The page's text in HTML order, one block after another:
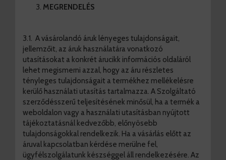
MEGRENDELÉS
3.1. A vásárolandó áruk lényeges tulajdonságait,
jellemzőit, az áruk használatára vonatkozó
utasításokat a konkrét árucikk információs oldaláról
lehet megismerni azzal, hogy az áru részletes
tényleges tulajdonságait a termékhez mellékelésre
kerülő használati utasítás tartalmazza. A Szolgáltató
szerződésszerű teljesítésének minősül, ha a termék a
weboldalon vagy a használati utasításban nyújtott
tájékoztatásnál kedvezőbb, előnyösebb
tulajdonságokkal rendelkezik. Ha a vásárlás előtt az
áruval kapcsolatban kérdése merülne fel,
ügyfélszolgálatunk készséggel áll rendelkezésére. Az